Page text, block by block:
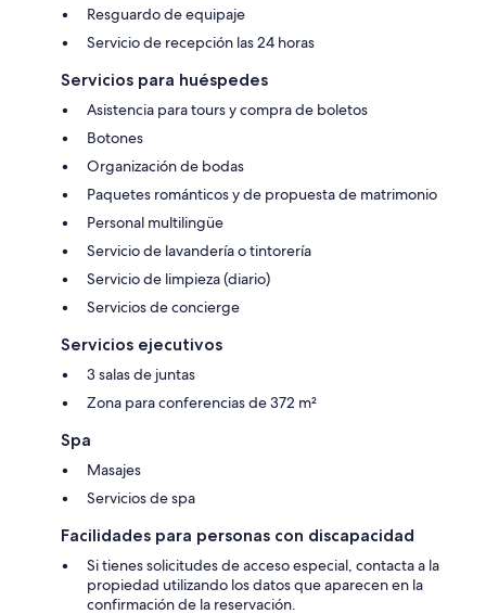
Resguardo de equipaje
Servicio de recepción las 24 horas
Servicios para huéspedes
Asistencia para tours y compra de boletos
Botones
Organización de bodas
Paquetes románticos y de propuesta de matrimonio
Personal multilingüe
Servicio de lavandería o tintorería
Servicio de limpieza (diario)
Servicios de concierge
Servicios ejecutivos
3 salas de juntas
Zona para conferencias de 372 m²
Spa
Masajes
Servicios de spa
Facilidades para personas con discapacidad
Si tienes solicitudes de acceso especial, contacta a la
propiedad utilizando los datos que aparecen en la
confirmación de la reservación.